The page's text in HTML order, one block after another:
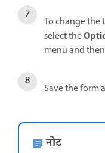
To change the
select the
menu and
Save the form
नोट